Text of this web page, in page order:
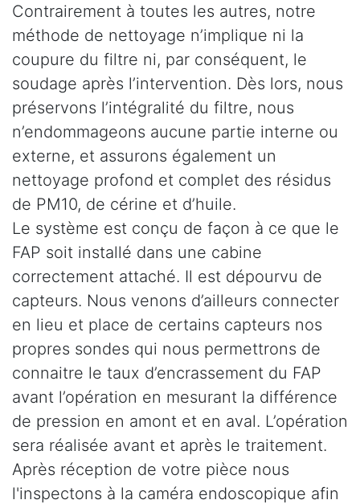
Contrairement à toutes les autres, notre
méthode de nettoyage n’implique ni la
coupure du filtre ni, par conséquent, le
soudage après l’intervention. Dès lors, nous
préservons l’intégralité du filtre, nous
n’endommageons aucune partie interne ou
externe, et assurons également un
nettoyage profond et complet des résidus
de PM10, de cérine et d’huile.
Le système est conçu de façon à ce que le
FAP soit installé dans une cabine
correctement attaché. Il est dépourvu de
capteurs. Nous venons d’ailleurs connecter
en lieu et place de certains capteurs nos
propres sondes qui nous permettrons de
connaitre le taux d’encrassement du FAP
avant l’opération en mesurant la différence
de pression en amont et en aval. L’opération
sera réalisée avant et après le traitement.
Après réception de votre pièce nous
l'inspectons à la caméra endoscopique afin